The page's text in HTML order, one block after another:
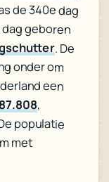
de 340e dag
dag geboren
. De
onder om
een
,
populatie
met